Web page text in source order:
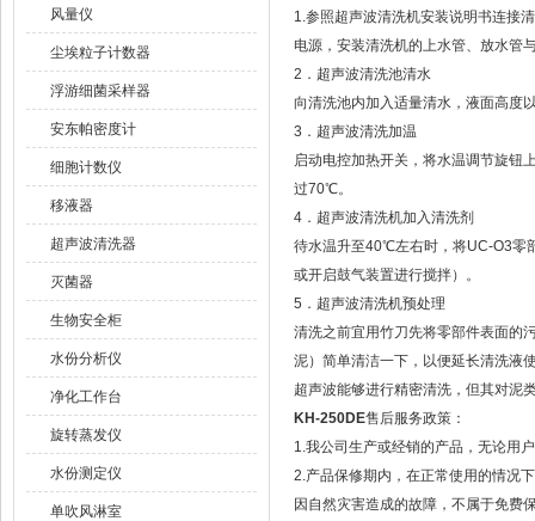
风量仪
尘埃粒子计数器
浮游细菌采样器
安东帕密度计
细胞计数仪
移液器
超声波清洗器
灭菌器
生物安全柜
水份分析仪
净化工作台
旋转蒸发仪
水份测定仪
单吹风淋室
1.参照超声波清洗机安装说明书连接
电源，安装清洗机的上水管、放水管
2．超声波清洗池清水
向清洗池内加入适量清水，液面高度
3．超声波清洗加温
启动电控加热开关，将水温调节旋钮
过70℃。
4．超声波清洗机加入清洗剂
待水温升至40℃左右时，将UC-O3零
或开启鼓气装置进行搅拌）。
5．超声波清洗机预处理
清洗之前宜用竹刀先将零部件表面的
泥）简单清洁一下，以便延长清洗液
超声波能够进行精密清洗，但其对泥
KH-250DE售后服务政策：
1.我公司生产或经销的产品，无论用
2.产品保修期内，在正常使用的情况
因自然灾害造成的故障，不属于免费